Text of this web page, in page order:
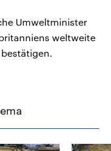
Umweltminister
weltweite